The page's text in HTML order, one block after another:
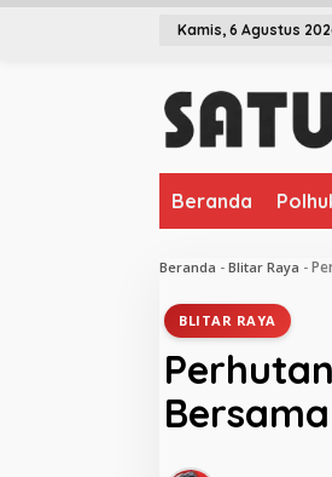
L
Kamis, 6 Agustus
Beranda
Beranda - Blitar Raya -
BLITAR RAYA